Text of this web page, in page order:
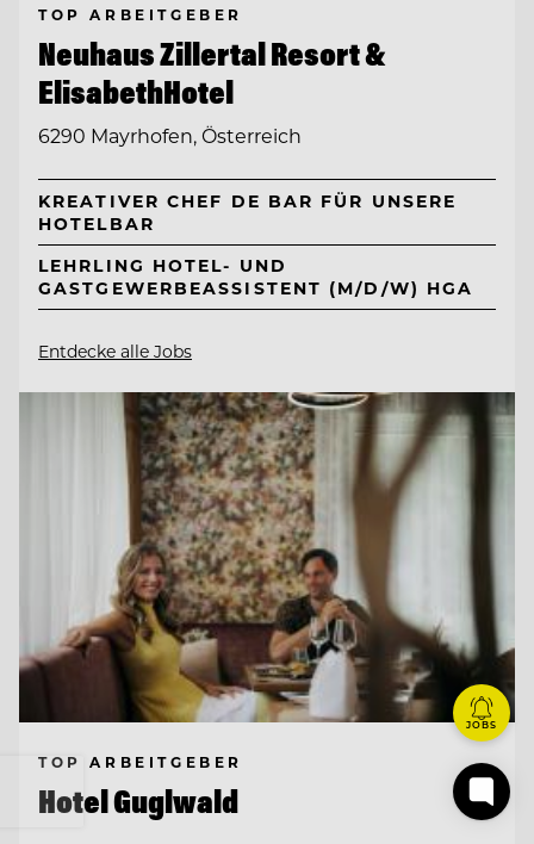
TOP ARBEITGEBER
Neuhaus Zillertal Resort &
ElisabethHotel
6290 Mayrhofen, Österreich
KREATIVER CHEF DE BAR FÜR UNSERE
HOTELBAR
LEHRLING HOTEL- UND
GASTGEWERBEASSISTENT (M/D/W) HGA
Entdecke alle Jobs
TOP ARBEITGEBER
Hotel Guglwald
JOBS